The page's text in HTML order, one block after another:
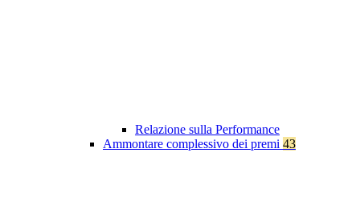
Relazione sulla Performance
Ammontare complessivo dei premi 43